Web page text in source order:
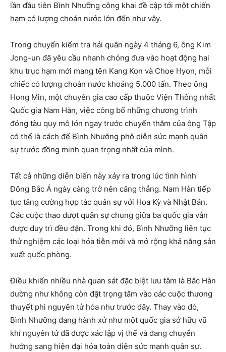
lần đầu tiên Bình Nhưỡng công khai đề cập tới một chiến
hạm có lượng choán nước lớn đến như vậy.
Trong chuyến kiểm tra hải quân ngày 4 tháng 6, ông Kim
Jong-un đã yêu cầu nhanh chóng đưa vào hoạt động hai
khu trục hạm mới mang tên Kang Kon và Choe Hyon, mỗi
chiếc có lượng choán nước khoảng 5.000 tấn. Theo ông
Hong Min, một chuyên gia cao cấp thuộc Viện Thống nhất
Quốc gia Nam Hàn, việc công bố những chương trình
đóng tàu quy mô lớn ngay trước chuyến thăm của ông Tập
có thể là cách để Bình Nhưỡng phô diễn sức mạnh quân
sự trước đồng minh quan trọng nhất của mình.
Tất cả những diễn biến này xảy ra trong lúc tình hình
Đông Bắc Á ngày càng trở nên căng thẳng. Nam Hàn tiếp
tục tăng cường hợp tác quân sự với Hoa Kỳ và Nhật Bản.
Các cuộc thao dượt quân sự chung giữa ba quốc gia vẫn
được duy trì đều đặn. Trong khi đó, Bình Nhưỡng liên tục
thử nghiệm các loại hỏa tiễn mới và mở rộng khả năng sản
xuất quốc phòng.
Điều khiến nhiều nhà quan sát đặc biệt lưu tâm là Bắc Hàn
dường như không còn đặt trọng tâm vào các cuộc thương
thuyết phi nguyên tử hóa như trước đây. Thay vào đó,
Bình Nhưỡng đang hành xử như một quốc gia sở hữu vũ
khí nguyên tử đã được xác lập vị thế và đang chuyển
hướng sang hiện đại hóa toàn diện sức mạnh quân sự.